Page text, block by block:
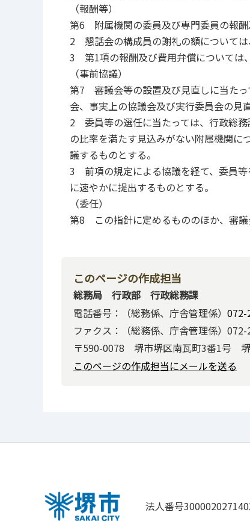
（報酬等）
第6 附属機関の委員及び専門委員の報酬
2 懇話会の構成員の謝礼の額については
3 第1項の報酬及び費用弁償については
（事前協議）
第7 審議会等の設置及び見直しに当た
会、事実上の協議会及び実行委員会の見
2 委員等の選任に当たっては、行政総
の比率を満たす見込みがない附属機関に
議するものとする。
3 前項の規定による協議を経て、委員等
に速やかに提出するものとする。
（委任）
第8 この指針に定めるもののほか、審議
このページの作成担当
総務局 行政部 行政総務課
電話番号：（総務係、庁舎管理係） 072-
ファクス：（総務係、庁舎管理係）
〒590-0078 堺市堺区南瓦町3番1号
このページの作成担当にメールを送る
法人番号